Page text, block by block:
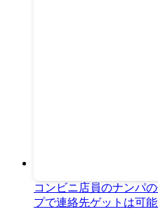
コンビニ店員のナンパ
プで連絡先ゲットは可